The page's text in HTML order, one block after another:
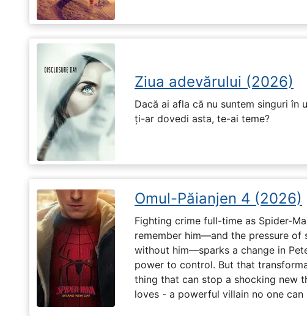
Ziua adevărului (2026)
Dacă ai afla că nu suntem singuri în
ți-ar dovedi asta, te-ai teme?
Omul-Păianjen 4 (2026)
Fighting crime full-time as Spider-
remember him—and the pressure of
without him—sparks a change in
power to control. But that
thing that can stop a shocking new
loves - a powerful villain no one can